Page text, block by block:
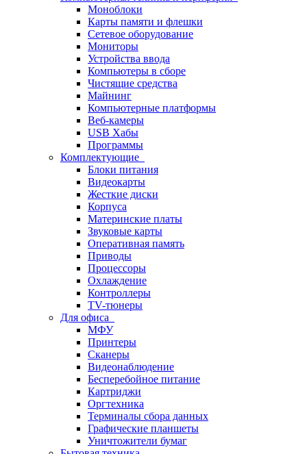
Моноблоки
Карты памяти и флешки
Сетевое оборудование
Мониторы
Устройства ввода
Компьютеры в сборе
Чистящие средства
Майнинг
Компьютерные платформы
Веб-камеры
USB Хабы
Программы
Комплектующие
Блоки питания
Видеокарты
Жесткие диски
Корпуса
Материнские платы
Звуковые карты
Оперативная память
Приводы
Процессоры
Охлаждение
Контроллеры
TV-тюнеры
Для офиса
МФУ
Принтеры
Сканеры
Видеонаблюдение
Бесперебойное питание
Картриджи
Оргтехника
Терминалы сбора данных
Графические планшеты
Уничтожители бумаг